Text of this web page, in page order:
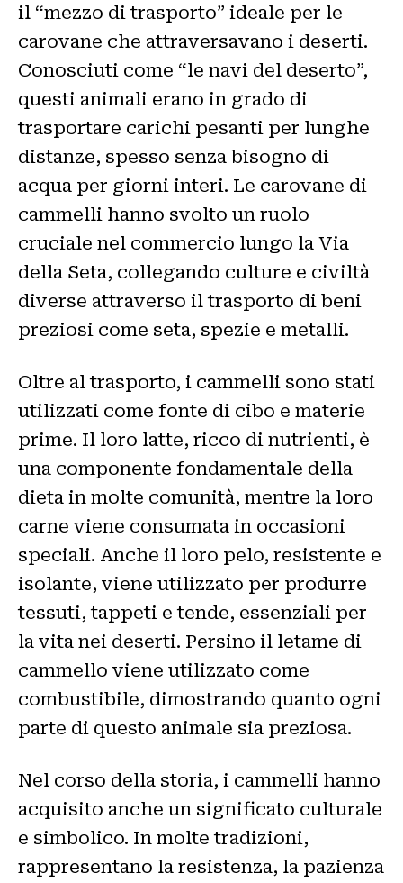
il “mezzo di trasporto” ideale per le
carovane che attraversavano i deserti.
Conosciuti come “le navi del deserto”,
questi animali erano in grado di
trasportare carichi pesanti per lunghe
distanze, spesso senza bisogno di
acqua per giorni interi. Le carovane di
cammelli hanno svolto un ruolo
cruciale nel commercio lungo la Via
della Seta, collegando culture e civiltà
diverse attraverso il trasporto di beni
preziosi come seta, spezie e metalli.
Oltre al trasporto, i cammelli sono stati
utilizzati come fonte di cibo e materie
prime. Il loro latte, ricco di nutrienti, è
una componente fondamentale della
dieta in molte comunità, mentre la loro
carne viene consumata in occasioni
speciali. Anche il loro pelo, resistente e
isolante, viene utilizzato per produrre
tessuti, tappeti e tende, essenziali per
la vita nei deserti. Persino il letame di
cammello viene utilizzato come
combustibile, dimostrando quanto ogni
parte di questo animale sia preziosa.
Nel corso della storia, i cammelli hanno
acquisito anche un significato culturale
e simbolico. In molte tradizioni,
rappresentano la resistenza, la pazienza